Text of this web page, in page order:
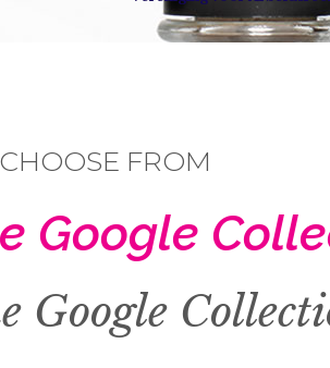
FROM
Google
Google